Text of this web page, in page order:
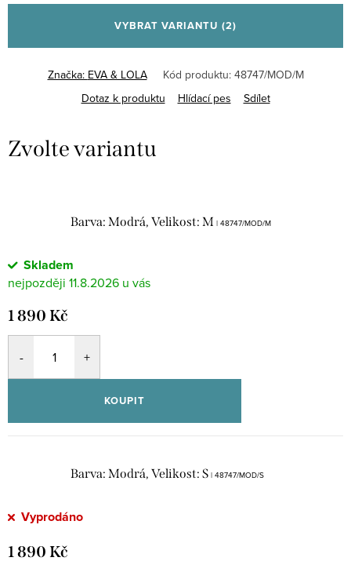
cena:
VYBRAT VARIANTU (2)
Značka: EVA & LOLA Kód produktu: 48747/MOD/M
Dotaz k produktu
Hlídací pes Sdílet
Barva: Modrá, Velikost: M | 48747/MOD/M
Skladem
11.8.2026
1 890 Kč
KOUPIT
Barva: Modrá, Velikost: S | 48747/MOD/S
Vyprodáno
1 890 Kč